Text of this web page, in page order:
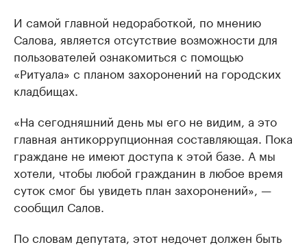
И самой главной недоработкой, по мнению
Салова, является отсутствие возможности для
пользователей ознакомиться с помощью
«Ритуала» с планом захоронений на городских
кладбищах.
«На сегодняшний день мы его не видим, а это
главная антикоррупционная составляющая. Пока
граждане не имеют доступа к этой базе. А мы
хотели, чтобы любой гражданин в любое время
суток смог бы увидеть план захоронений», —
сообщил Салов.
По словам депутата, этот недочет должен быть